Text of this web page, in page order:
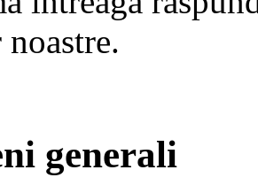
generali